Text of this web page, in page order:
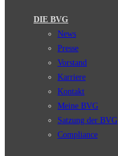
DIE BVG
News
Presse
Vorstand
Karriere
Kontakt
Meine BVG
Satzung der BVG
Compliance